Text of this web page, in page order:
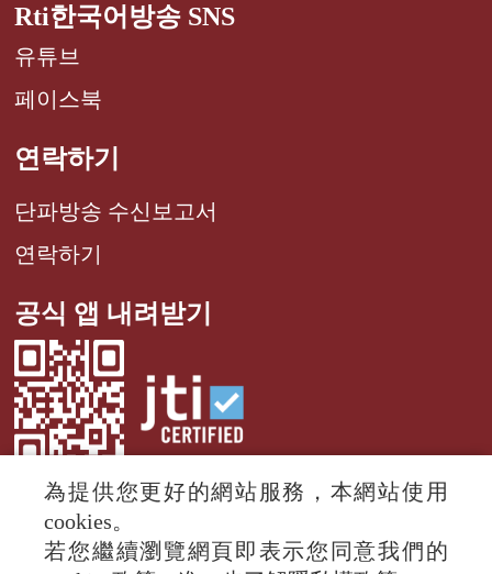
Rti한국어방송 SNS
유튜브
페이스북
연락하기
단파방송 수신보고서
연락하기
공식 앱 내려받기
© 2024 RTI (Radio Taiwan International).
為提供您更好的網站服務，本網站使用
cookies。
若您繼續瀏覽網頁即表示您同意我們的